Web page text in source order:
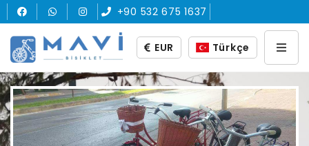
+90 532 675 1637
EUR Türkçe